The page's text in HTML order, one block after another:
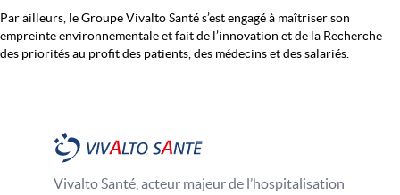
Par ailleurs, le Groupe Vivalto Santé s’est engagé à maîtriser son
empreinte environnementale et fait de l’innovation et de la Recherche
des priorités au profit des patients, des médecins et des salariés.
Vivalto Santé, acteur majeur de l’hospitalisation